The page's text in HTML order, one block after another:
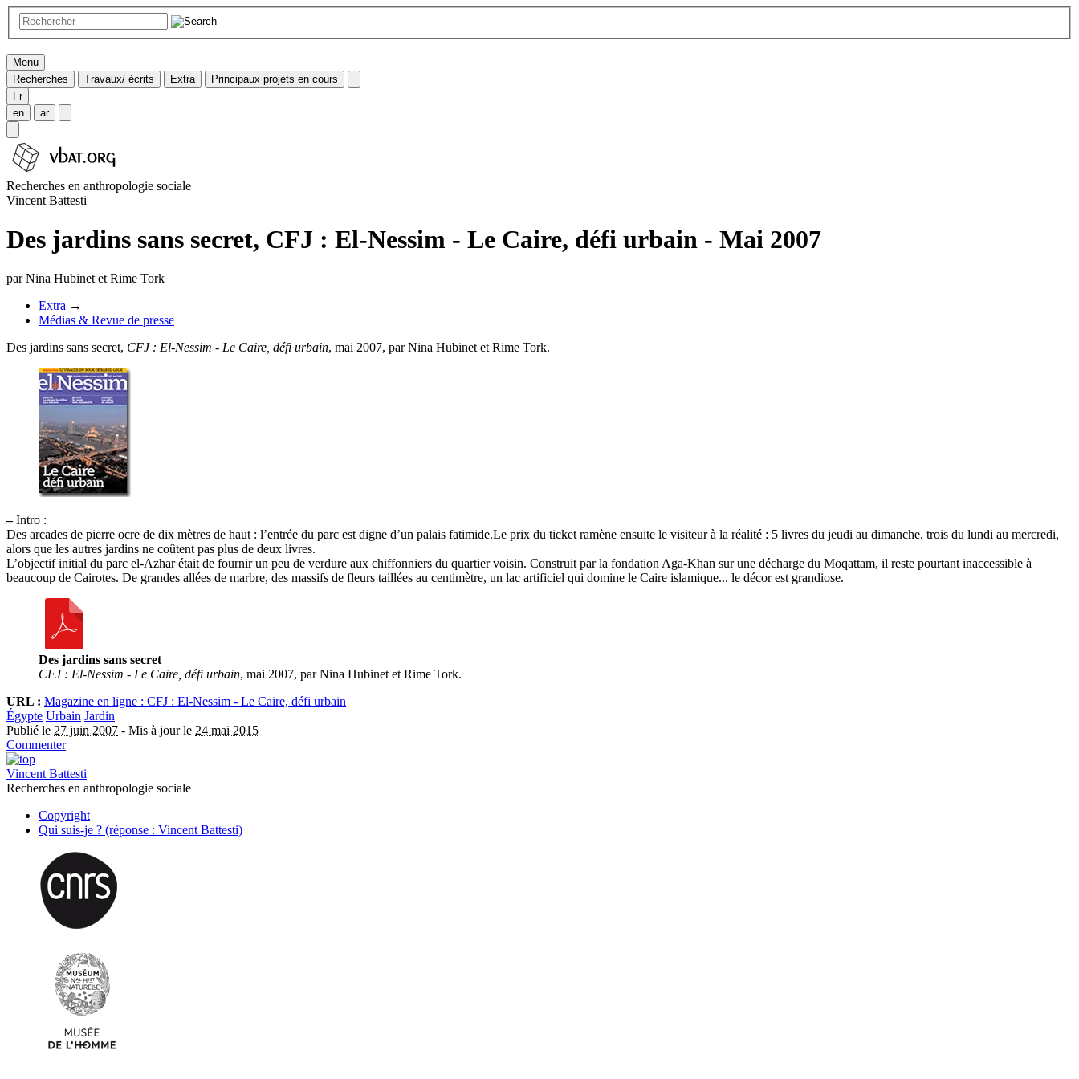
Menu
Recherches
Travaux/ écrits Extra
Principaux projets en cours
Fr
en
ar
Recherches en anthropologie sociale
Vincent Battesti
Des jardins sans secret, CFJ : El-Nessim - Le Caire, défi urbain - Mai 2007
par Nina Hubinet et Rime Tork
Extra →
Médias & Revue de presse
Des jardins sans secret, CFJ : El-Nessim - Le Caire, défi urbain, mai 2007, par Nina Hubinet et Rime Tork.
–Intro :
Des arcades de pierre ocre de dix mètres de haut : l’entrée du parc est digne d’un palais fatimide.Le prix du ticket ramène ensuite le visiteur à la réalité : 5 livres du jeudi au dimanche, trois du lundi au mercredi,
alors que les autres jardins ne coûtent pas plus de deux livres.
L’objectif initial du parc el-Azhar était de fournir un peu de verdure aux chiffonniers du quartier voisin. Construit par la fondation Aga-Khan sur une décharge du Moqattam, il reste pourtant inaccessible à
beaucoup de Cairotes. De grandes allées de marbre, des massifs de fleurs taillées au centimètre, un lac artificiel qui domine le Caire islamique... le décor est grandiose.
Des jardins sans secret
CFJ : El-Nessim - Le Caire, défi urbain, mai 2007, par Nina Hubinet et Rime Tork.
URL : Magazine en ligne : CFJ : El-Nessim - Le Caire, défi urbain
Égypte Urbain Jardin
Publié le 27 juin 2007 - Mis à jour le 24 mai 2015
Commenter
Vincent Battesti
Recherches en anthropologie sociale
Copyright
Qui suis-je ? (réponse : Vincent Battesti)